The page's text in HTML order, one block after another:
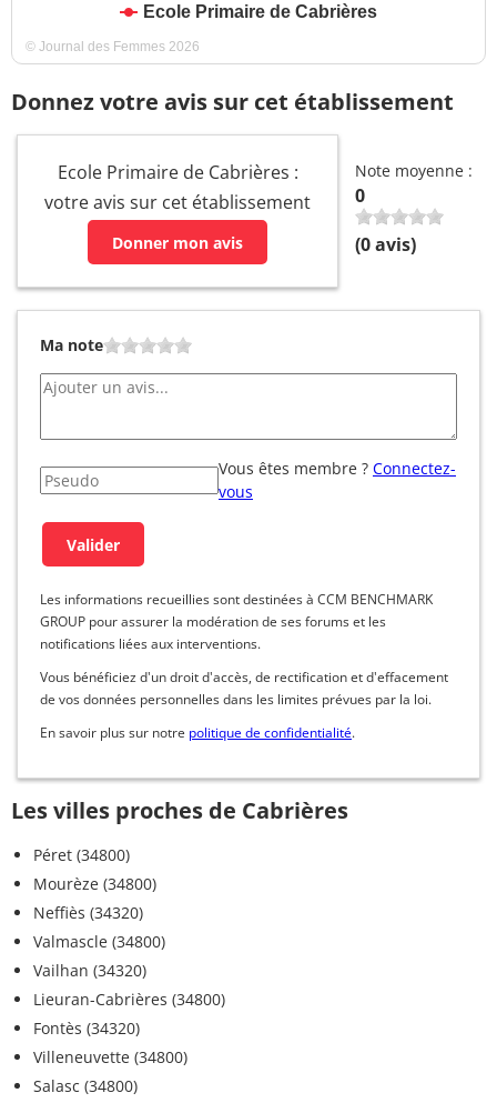
Ecole Primaire de Cabrières
© Journal des Femmes 2026
Donnez votre avis sur cet établissement
Ecole Primaire de Cabrières :
votre avis sur cet établissement
Donner mon avis
Note moyenne :
0
(0avis)
Ma note
Vous êtes membre ? Connectez-
vous
Les informations recueillies sont destinées à CCM BENCHMARK
GROUP pour assurer la modération de ses forums et les
notifications liées aux interventions.
Vous bénéficiez d'un droit d'accès, de rectification et d'effacement
de vos données personnelles dans les limites prévues par la loi.
En savoir plus sur notre politique de confidentialité.
Les villes proches de Cabrières
Péret (34800)
Mourèze (34800)
Neffiès (34320)
Valmascle (34800)
Vailhan (34320)
Lieuran-Cabrières (34800)
Fontès (34320)
Villeneuvette (34800)
Salasc (34800)